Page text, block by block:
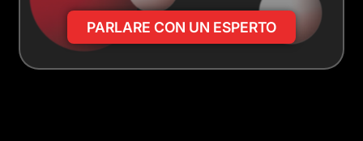
PARLARE CON UN ESPERTO